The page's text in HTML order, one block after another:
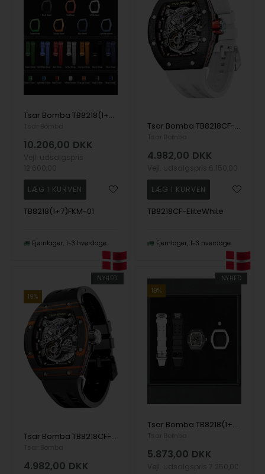
Tsar Bomba TB8218(1+7)FKM-01 herre klokker Atomic Combo Interchangeable Automatic Watch 45mm 10ATM
10.206,00 DKK
TB8218(1+7)FKM-01
Fjernlager 1-3 hverdage
Tsar Bomba TB8218CF-EliteWhite herre klokker Atomic Twin Interchangeable Automatic Watch 45mm 10ATM
4.982,00 DKK
TB8218CF-EliteWhite
Fjernlager 1-3 hverdage
NYHED
19%
Tsar Bomba TB8218CF-BlackOrange herre klokker Atomic Twin Interchangeable Automatic Watch 45mm 10ATM
4.982,00 DKK
NYHED
19%
Tsar Bomba TB8218(1+2)CF/FKM-01BK/WH herre klokker Atomic Twin Interchangeable Automatic Watch 45mm 10ATM
5.873,00 DKK